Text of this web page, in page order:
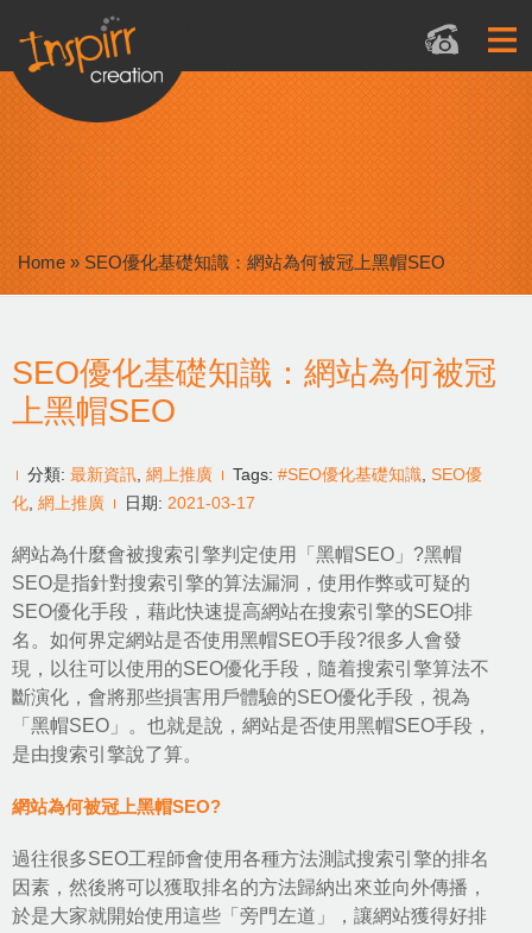
Home » SEO優化基礎知識：網站為何被冠上黑帽SEO
SEO優化基礎知識：網站為何被冠
上黑帽SEO
分類: 最新資訊 網上推廣 Tags: #SEO優化基礎知識 SEO優
化 網上推廣 日期: 2021-03-17
網站為什麼會被搜索引擎判定使用「黑帽SEO」?黑帽
SEO是指針對搜索引擎的算法漏洞，使用作弊或可疑的
SEO優化手段 ，藉此快速提高網站在搜索引擎的SEO排
名。如何界定網站是否使用黑帽SEO手段?很多人會發
現，以往可以使用的SEO優化手段，隨着搜索引擎算法不
斷演化，會將那些損害用戶體驗的SEO優化手段，視為
「黑帽SEO」。也就是說，網站是否使用黑帽SEO手段，
是由搜索引擎說了算。
網站為何被冠上黑帽SEO?
過往很多SEO工程師會使用各種方法測試搜索引擎的排名
因素，然後將可以獲取排名的方法歸納出來並向外傳播，
於是大家就開始使用這些「旁門左道」，讓網站獲得好排